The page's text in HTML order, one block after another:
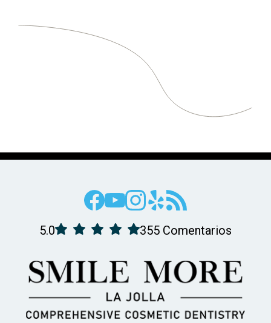
5.0 355 Comentarios